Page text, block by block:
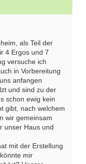
als Teil der
4 Ergos und 7
versuche ich
in Vorbereitung
anfangen
und sind zu der
schon ewig kein
gibt, nach welchem
wir gemeinsam
unser Haus und
mit der Erstellung
mir